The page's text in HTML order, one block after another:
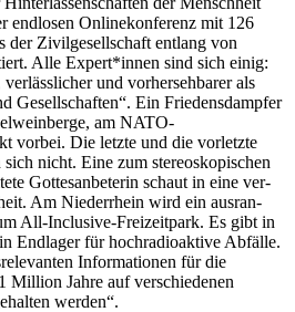
end­lo­sen Onlinekonferenz mit 126
der Zivilgesellschaft ent­lang von
Alle Expert*innen sind sich einig:
und vor­her­seh­ba­rer als
Gesellschaften“. Ein Friedensdampfer
am NATO-
vor­bei. Die letz­te und die vor­letz­te
nicht. Eine zum ste­reo­sko­pi­schen
Gottesanbeterin schaut in eine ver­
Am Niederrhein wird ein aus­ran­
All-Inclusive-Freizeitpark. Es gibt in
Endlager für hoch­ra­dio­ak­ti­ve Abfälle.
Informationen für die
Million Jahre auf ver­schie­de­nen
werden“.